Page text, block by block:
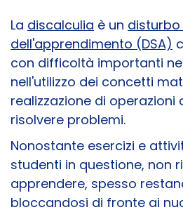
La discalculia è un
dell'apprendimento (DSA)
con difficoltà importanti
nell'utilizzo dei concetti
realizzazione di operazioni
risolvere problemi.
Nonostante esercizi e
studenti in questione, non
apprendere, spesso
bloccandosi di fronte ai